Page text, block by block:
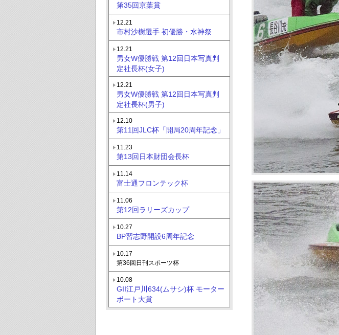
第35回京葉賞
12.21
市村沙樹選手 初優勝・水神祭
12.21
男女W優勝戦 第12回日本写真判
定社長杯(女子)
12.21
男女W優勝戦 第12回日本写真判
定社長杯(男子)
12.10
第11回JLC杯「開局20周年記念」
11.23
第13回日本財団会長杯
11.14
富士通フロンテック杯
11.06
第12回ラリーズカップ
10.27
BP習志野開設6周年記念
10.17
第36回日刊スポーツ杯
10.08
GII江戸川634(ムサシ)杯 モーター
ボート大賞